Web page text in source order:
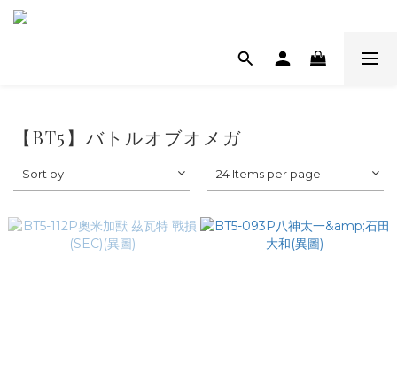
【BT5】バトルオブオメガ
Sort by 24 Items per page